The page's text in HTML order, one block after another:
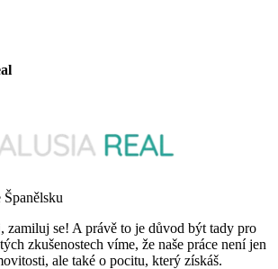
zamiluj se! A právě to je důvod být tady pro
zkušenostech víme, že naše práce není jen
ale také o pocitu, který získáš.